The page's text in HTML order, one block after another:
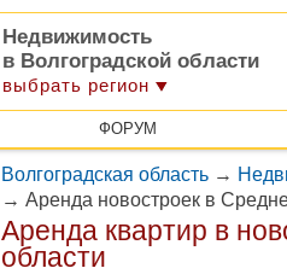
Недвижимость
в Волгоградской области
выбрать регион
ФОРУМ
Волгоградская область →
→ Аренда новостроек в
Аренда квартир в
области